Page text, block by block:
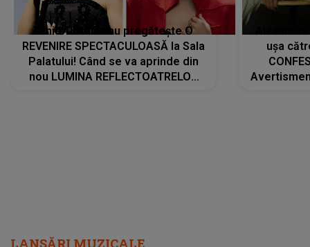
Tania Turtureanu pregătește O
REVENIRE SPECTACULOASĂ la Sala
Palatului! Când se va aprinde din
nou LUMINA REFLECTOATRELOR
ușa